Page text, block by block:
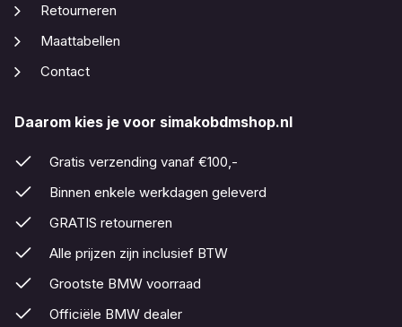
Retourneren
Maattabellen
Contact
Daarom kies je voor simakobdmshop.nl
Gratis verzending vanaf €100,-
Binnen enkele werkdagen geleverd
GRATIS retourneren
Alle prijzen zijn inclusief BTW
Grootste BMW voorraad
Officiële BMW dealer